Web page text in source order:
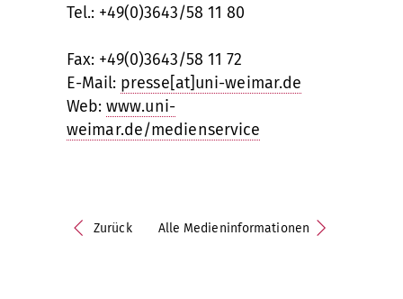
Tel.: +49(0)3643/58 11 80
Fax: +49(0)3643/58 11 72
E-Mail: presse[at]uni-weimar.de
Web: www.uni-
weimar.de/medienservice
Zurück Alle Medieninformationen